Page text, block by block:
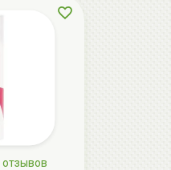
отзывов